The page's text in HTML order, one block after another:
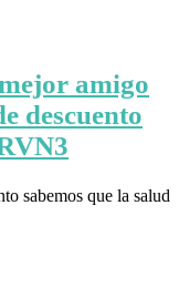
amigo
descuento
sabemos que la salud